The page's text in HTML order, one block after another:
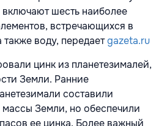
шесть наиболее
встречающихся в
воду, передаетgazeta.ru
цинк из планетезималей,
Земли. Ранние
составили
Земли, но обеспечили
ее цинка. Более важный